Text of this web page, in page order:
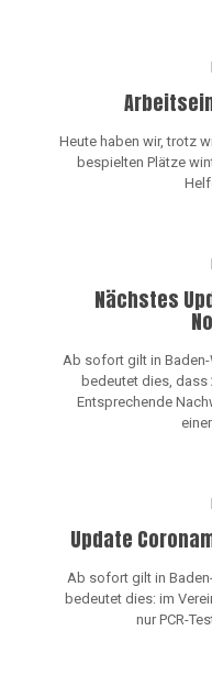
Heute haben wir, trotz
bespielten Plätze
Nächstes
Ab sofort gilt in
bedeutet dies, dass
Entsprechende
Update
Ab sofort gilt in
bedeutet dies: im
nur PCR-